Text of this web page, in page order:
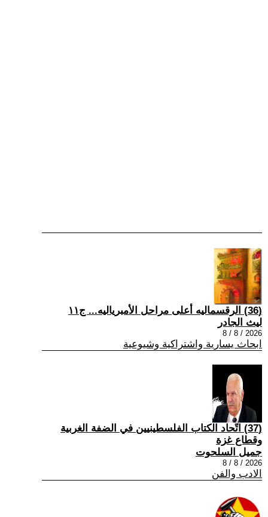
(36) الرقسماليه أعلى مراحل الأمبرياليه... ج١١
ليث الجادر
2026 / 8 / 8
ابحاث يسارية واشتراكية وشيوعية
(37) اتّحاد الكتاب الفلسطينيين في الضفة الغربية
وقطاع غزة
جميل السلحوت
2026 / 8 / 8
الادب والفن